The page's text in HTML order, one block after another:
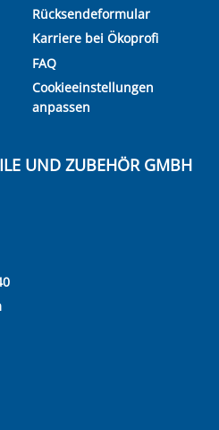
Rücksendeformular
Karriere bei Ökoprofi
FAQ
Cookieeinstellungen
anpassen
UND ZUBEHÖR GMBH